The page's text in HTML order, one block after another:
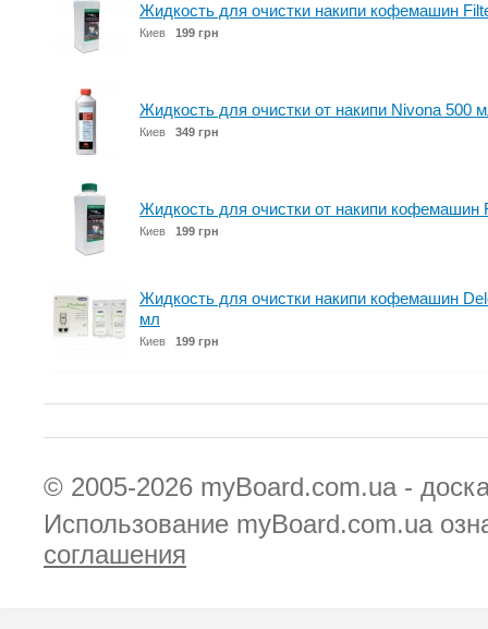
Жидкость для очистки накипи кофемашин
Киев 199 грн
Жидкость для очистки от накипи Nivona 500
Киев 349 грн
Жидкость для очистки от накипи кофемашин
Киев 199 грн
Жидкость для очистки накипи кофемашин
мл
Киев 199 грн
© 2005-2026 myBoard.com.ua -
Использование myBoard.com.ua
соглашения